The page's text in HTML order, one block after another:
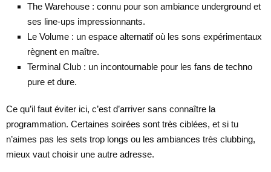
The Warehouse : connu pour son ambiance underground et
ses line-ups impressionnants.
Le Volume : un espace alternatif où les sons expérimentaux
règnent en maître.
Terminal Club : un incontournable pour les fans de techno
pure et dure.
Ce qu’il faut éviter ici, c’est d’arriver sans connaître la
programmation. Certaines soirées sont très ciblées, et si tu
n’aimes pas les sets trop longs ou les ambiances très clubbing,
mieux vaut choisir une autre adresse.